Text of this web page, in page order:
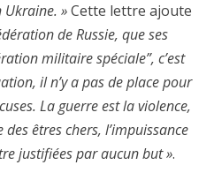
Ukraine. »Cette lettre ajoute
de Russie, que ses
militaire spéciale”, c’est
il n’y a pas de place pour
La guerre est la violence,
êtres chers, l’impuissance
justifiées par aucun but ».